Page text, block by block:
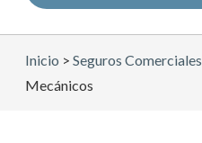
Inicio > Seguros Comerciales
Mecánicos